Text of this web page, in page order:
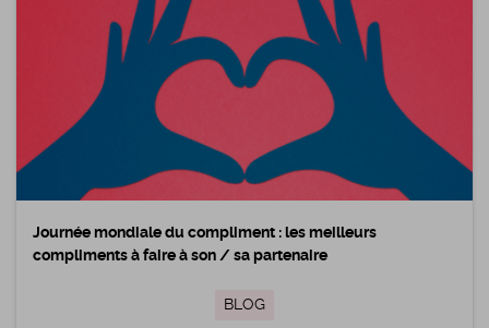
Journée mondiale du compliment : les meilleurs
compliments à faire à son / sa partenaire
BLOG